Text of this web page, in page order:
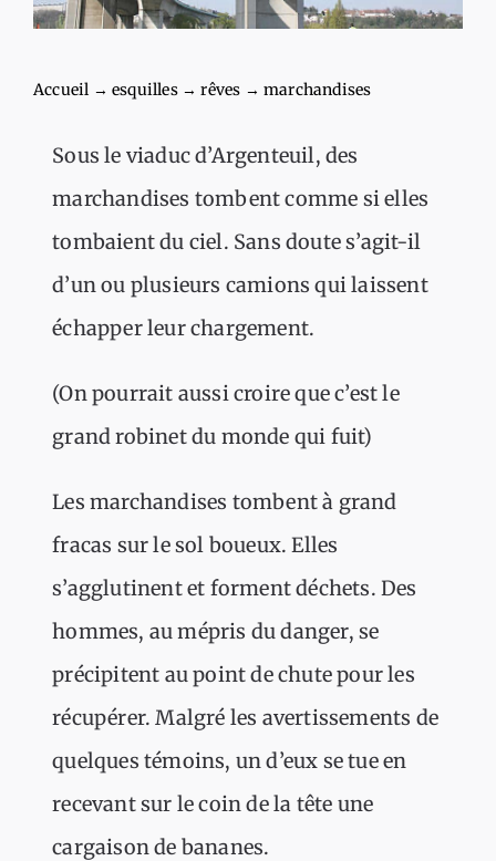
Accueil → esquilles→rêves →marchandises
Sous le viaduc d’Argenteuil, des
marchandises tombent comme si elles
tombaient du ciel. Sans doute s’agit-il
d’un ou plusieurs camions qui laissent
échapper leur chargement.
(On pourrait aussi croire que c’est le
grand robinet du monde qui fuit)
Les marchandises tombent à grand
fracas sur le sol boueux. Elles
s’agglutinent et forment déchets. Des
hommes, au mépris du danger, se
précipitent au point de chute pour les
récupérer. Malgré les avertissements de
quelques témoins, un d’eux se tue en
recevant sur le coin de la tête une
cargaison de bananes.